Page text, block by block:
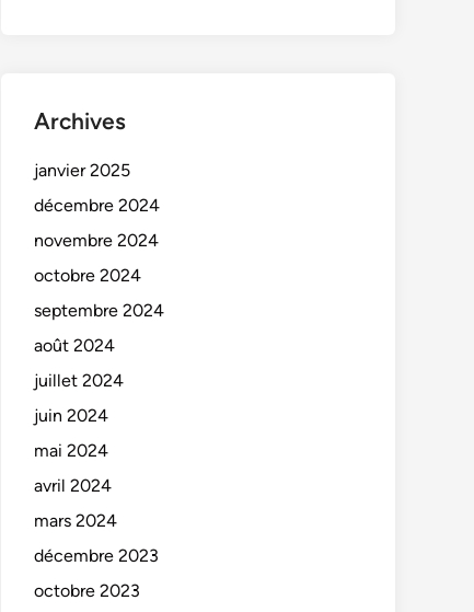
Archives
janvier 2025
décembre 2024
novembre 2024
octobre 2024
septembre 2024
août 2024
juillet 2024
juin 2024
mai 2024
avril 2024
mars 2024
décembre 2023
octobre 2023